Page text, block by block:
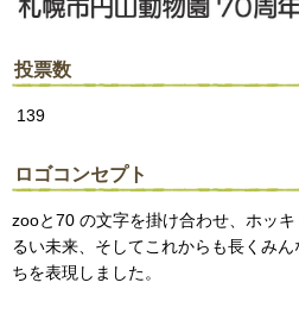
投票数
139
ロゴコンセプト
zooと70 の文字を掛け合わせ、ホッ
るい未来、そしてこれからも長くみ
ちを表現しました。